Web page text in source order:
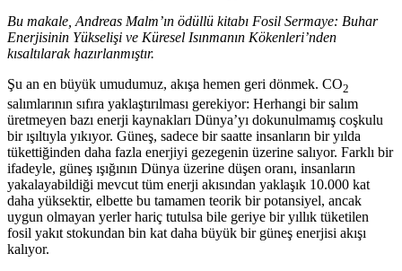
Bu makale, Andreas Malm’ın ödüllü kitabı Fosil Sermaye: Buhar
Enerjisinin Yükselişi ve Küresel Isınmanın Kökenleri’nden
kısaltılarak hazırlanmıştır.
Şu an en büyük umudumuz, akışa hemen geri dönmek. CO2
salımlarının sıfıra yaklaştırılması gerekiyor: Herhangi bir salım
üretmeyen bazı enerji kaynakları Dünya’yı dokunulmamış coşkulu
bir ışıltıyla yıkıyor. Güneş, sadece bir saatte insanların bir yılda
tükettiğinden daha fazla enerjiyi gezegenin üzerine salıyor. Farklı bir
ifadeyle, güneş ışığının Dünya üzerine düşen oranı, insanların
yakalayabildiği mevcut tüm enerji akısından yaklaşık 10.000 kat
daha yüksektir, elbette bu tamamen teorik bir potansiyel, ancak
uygun olmayan yerler hariç tutulsa bile geriye bir yıllık tüketilen
fosil yakıt stokundan bin kat daha büyük bir güneş enerjisi akışı
kalıyor.